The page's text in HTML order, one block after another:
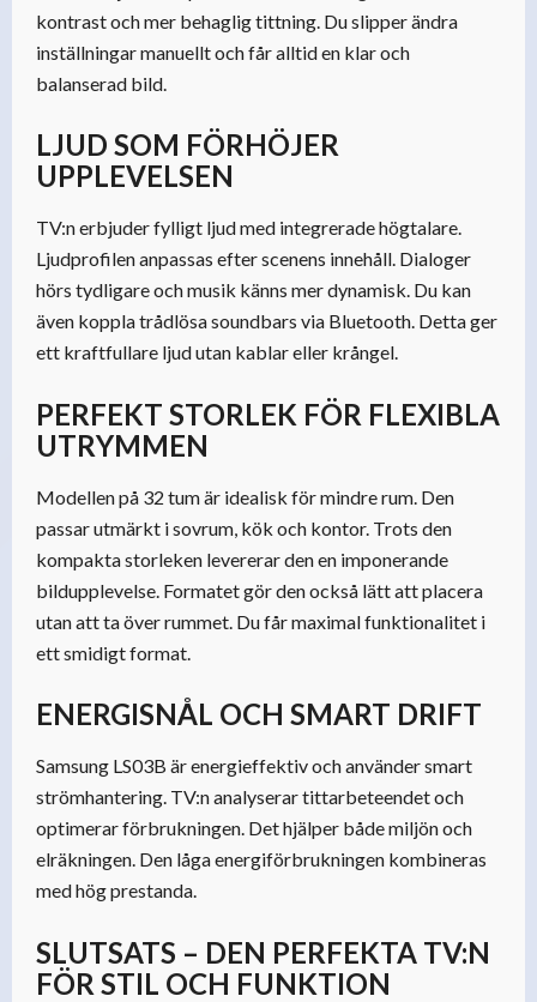
kontrast och mer behaglig tittning. Du slipper ändra
inställningar manuellt och får alltid en klar och
balanserad bild.
LJUD SOM FÖRHÖJER
UPPLEVELSEN
TV:n erbjuder fylligt ljud med integrerade högtalare.
Ljudprofilen anpassas efter scenens innehåll. Dialoger
hörs tydligare och musik känns mer dynamisk. Du kan
även koppla trådlösa soundbars via Bluetooth. Detta ger
ett kraftfullare ljud utan kablar eller krångel.
PERFEKT STORLEK FÖR FLEXIBLA
UTRYMMEN
Modellen på 32 tum är idealisk för mindre rum. Den
passar utmärkt i sovrum, kök och kontor. Trots den
kompakta storleken levererar den en imponerande
bildupplevelse. Formatet gör den också lätt att placera
utan att ta över rummet. Du får maximal funktionalitet i
ett smidigt format.
ENERGISNÅL OCH SMART DRIFT
Samsung LS03B är energieffektiv och använder smart
strömhantering. TV:n analyserar tittarbeteendet och
optimerar förbrukningen. Det hjälper både miljön och
elräkningen. Den låga energiförbrukningen kombineras
med hög prestanda.
SLUTSATS – DEN PERFEKTA TV:N
FÖR STIL OCH FUNKTION